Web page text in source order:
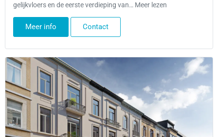
gelijkvloers en de eerste verdieping van… Meer lezen
Meer info Contact